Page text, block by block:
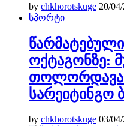
by chkhorotskuge 20/
სპორტი
ოქტაგონზე:
by chkhorotskuge 03/